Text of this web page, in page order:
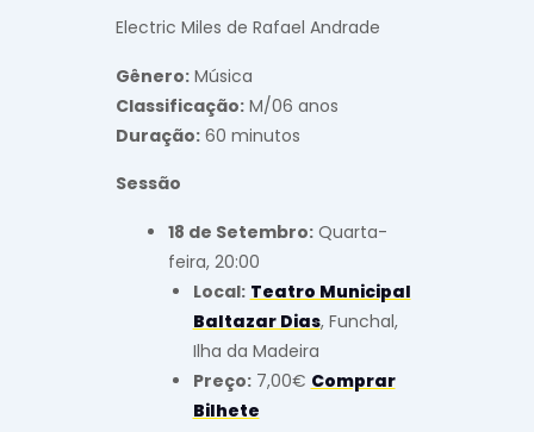
Electric Miles de Rafael Andrade
Gênero: Música
Classificação: M/06 anos
Duração: 60 minutos
Sessão
18 de Setembro:Quarta-
feira, 20:00
Local: Teatro Municipal
Baltazar Dias, Funchal,
Ilha da Madeira
Preço:7,00€ Comprar
Bilhete